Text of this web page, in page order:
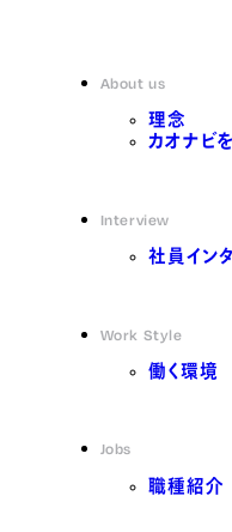
About us
理念
カオナビ
Interview
社員イン
Work Style
働く環境
Jobs
職種紹介